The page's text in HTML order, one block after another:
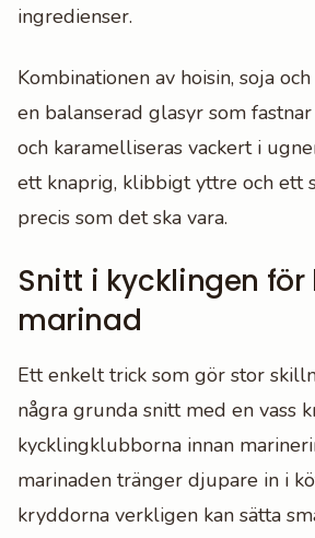
ingredienser.
Kombinationen av hoisin, soja
en balanserad glasyr som
och karamelliseras vackert i
ett knaprig, klibbigt yttre och ett
precis som det ska vara.
Snitt i kycklingen
marinad
Ett enkelt trick som gör stor
några grunda snitt med en vass
kycklingklubborna innan
marinaden tränger djupare in i
kryddorna verkligen kan sätta